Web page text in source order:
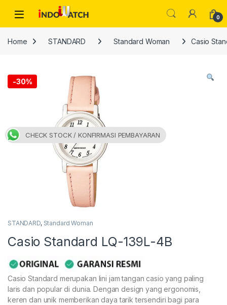
Open 0
Home STANDARD Standard Woman Casio
-30%
STANDARD, Standard Woman
Casio Standard LQ-139L-4B
Casio Standard merupakan lini jam tangan casio yang paling
laris dan popular di dunia. Dengan design yang ergonomis,
keren dan unik memberikan daya tarik tersendiri bagi para
CHECK STOCK / KONFIRMASI PEMBAYARAN